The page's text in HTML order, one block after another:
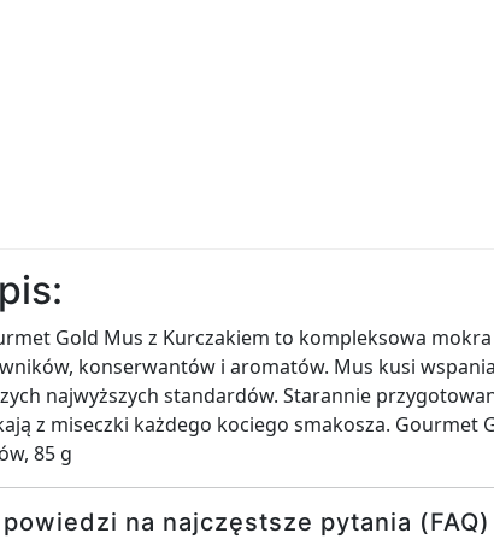
Gold Mus z Kurczakiem to kompleksowa
konserwantów i aromatów. Mus kusi
najwyższych standardów. Starannie
z miseczki każdego kociego smakosza. Gourmet
85 g
na najczęstsze pytania (FAQ)